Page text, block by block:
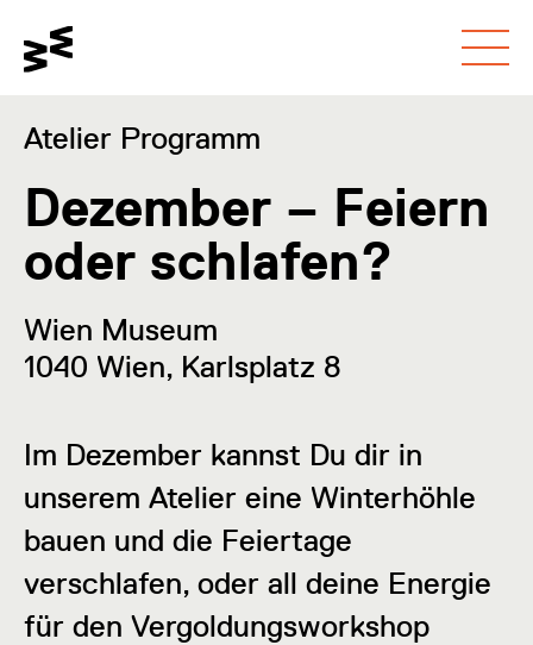
Atelier Programm
Dezember – Feiern
oder schlafen?
Wien Museum
1040 Wien, Karlsplatz 8
Im Dezember kannst Du dir in
unserem Atelier eine Winterhöhle
bauen und die Feiertage
verschlafen, oder all deine Energie
für den Vergoldungsworkshop